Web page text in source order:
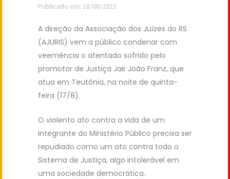
Publicado em: 18/08/2023
A direção da Associação dos Juízes do RS
(AJURIS) vem a público condenar com
veemência o atentado sofrido pelo
promotor de Justiça Jair João Franz, que
atua em Teutônia, na noite de quinta-
feira (17/8).
O violento ato contra a vida de um
integrante do Ministério Público precisa ser
repudiado como um ato contra todo o
Sistema de Justiça, algo intolerável em
uma sociedade democrática.